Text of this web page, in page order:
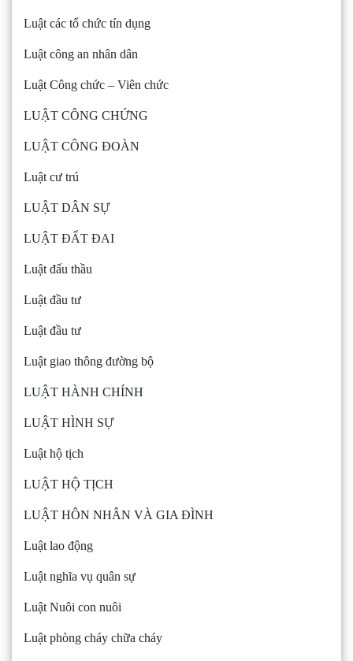
Luật các tổ chức tín dụng
Luật công an nhân dân
Luật Công chức – Viên chức
LUẬT CÔNG CHỨNG
LUẬT CÔNG ĐOÀN
Luật cư trú
LUẬT DÂN SỰ
LUẬT ĐẤT ĐAI
Luật đấu thầu
Luật đầu tư
Luật đầu tư
Luật giao thông đường bộ
LUẬT HÀNH CHÍNH
LUẬT HÌNH SỰ
Luật hộ tịch
LUẬT HỘ TỊCH
LUẬT HÔN NHÂN VÀ GIA ĐÌNH
Luật lao động
Luật nghĩa vụ quân sự
Luật Nuôi con nuôi
Luật phòng cháy chữa cháy